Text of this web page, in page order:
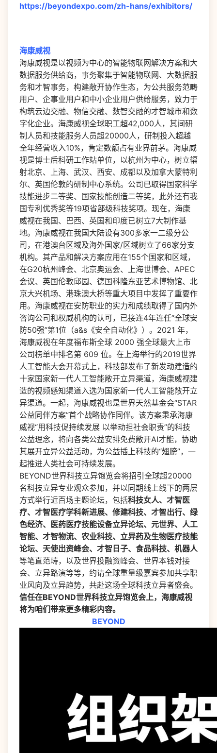
https://beyondexpo.com/zh-hans/exhibitors/
海康威视
海康威视是以视频为中心的智能物联网解决方案和大
数据服务供给商，事务聚集于智能物联网、大数据服
务和才智事务，构建敞开协作生态，为公共服务范畴
用户、企事业用户和中小企业用户供给服务，致力于
构筑云边交融、物信交融、数智交融的才智城市和数
字化企业。海康威视全球职工超42,000人，其间研
制人员和技能服务人员超20000人，研制投入超越
全年经营收入10%，肯定数额占有业界前茅。海康威
视是博士后科研工作站单位，以杭州为中心，树立辐
射北京、上海、武汉、西安、成都以及加拿大蒙特利
尔、英国伦敦的研制中心系统。公司已取得国家科学
技能进步二等奖、国家技能创造二等奖，此外还有我
国专利优秀奖等19项省部级科技奖项。现在，海康
威视在我国、巴西、英国和印度已树立7大制作基
地。海康威视在我国大陆设有300多家一二级分公
司，在港澳台区域及海外国家/区域树立了66家分支
机构。其产品和解决方案应用在155个国家和区域，
在G20杭州峰会、北京奥运会、上海世博会、APEC
会议、英国伦敦邱园、德国科隆东亚艺术博物馆、北
京大兴机场、港珠澳大桥等重大项目中发挥了重要作
用。海康威视在安防职业的实力和成绩取得了国内外
咨询公司和权威机构的认可，已接连4年连任“全球安
防50强”第1位（a&s《安全自动化》）。2021 年，
海康威视在年度福布斯全球 2000 强全球最大上市
公司榜单中排名第 609 位。在上海举行的2019世界
人工智能大会开幕式上，科技部发布了新发动建造的
十家国家新一代人工智能敞开立异渠道，海康威视建
造的视频感知渠道入选为国家新一代人工智能敞开立
异渠道。一起，海康威视也是世界天然基金会“STAR
公益同伴方案”首个战略协作同伴。该方案秉承海康
威视“用科技促持续发展 以举动担社会职责”的科技
公益理念，将向各类公益安排免费敞开AI才能，协助
其展开立异公益活动，为公益插上科技的“翅膀”，一
起推进人类社会可持续发展。
BEYOND世界科技立异饱览会将招引全球超20000
名科技立异专业观众参加，并以同期线上线下的两层
方式举行近百场主题论坛，包括科技女人、才智医
疗、才智医疗学科新进展、修建科技、才智出行、绿
色经济、医药医疗技能设备立异论坛、元世界、人工
智能、才智物流、农业科技、立异药及生物医疗技能
论坛、天使出资峰会、才智日子、食品科技、机器人
等笔直范畴，以及世界投融资峰会、世界本钱对接
会、立异路演等等，约请全球重量级嘉宾参加共享职
业风向及立异趋势，共赴这场全球科技立异者盛会。
信任在BEYOND世界科技立异饱览会上，海康威视
将为咱们带来更多精彩内容。
BEYOND